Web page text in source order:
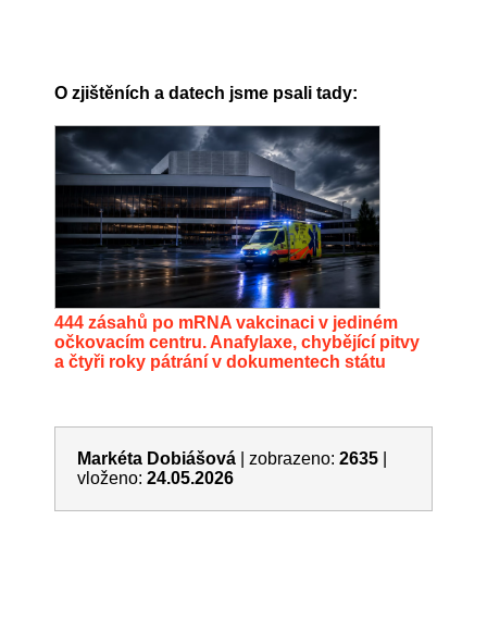
O zjištěních a datech jsme psali tady:
444 zásahů po mRNA vakcinaci v jediném
očkovacím centru. Anafylaxe, chybějící pitvy
a čtyři roky pátrání v dokumentech státu
Markéta Dobiášová zobrazeno: 2635
vloženo: 24.05.2026